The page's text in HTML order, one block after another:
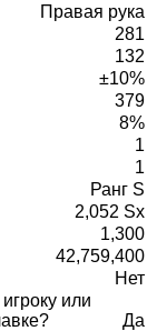
Правая рука
281
132
±10%
379
8%
1
1
Ранг S
2,052 Sx
1,300
42,759,400
Нет
или
Да